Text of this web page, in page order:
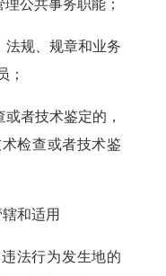
理公共事务职能；
法规、规章和业务
；
或者技术鉴定的，
检查或者技术鉴
和适用
法行为发生地的